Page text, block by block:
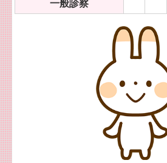
一般診察